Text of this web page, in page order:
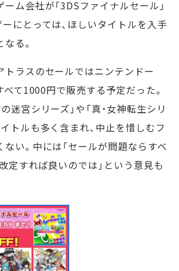
ム会社が「3DSファイナルセール」
にとっては、ほしいタイトルを入手
る。
ラスのセールではニンテンドー
て1000円で販売する予定だった。
迷宮シリーズ」や「真・女神転生シリ
トルも多く含まれ、中止を惜しむフ
い。中には「セールが問題ならすべ
定すれば良いのでは」という意見も